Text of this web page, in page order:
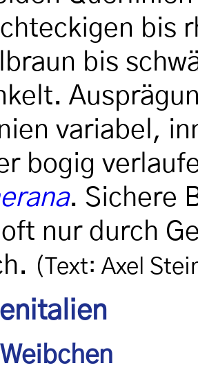
bis
bis
variabel,
bogig
. Sichere
nur durch
(Text: Axel